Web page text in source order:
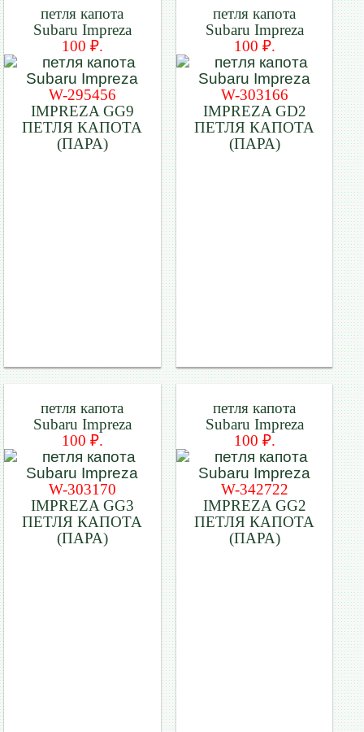
петля капота
Subaru Impreza
100 ₽.
W-295456
IMPREZA GG9
ПЕТЛЯ КАПОТА
(ПАРА)
петля капота
Subaru Impreza
100 ₽.
W-303166
IMPREZA GD2
ПЕТЛЯ КАПОТА
(ПАРА)
петля капота
Subaru Impreza
100 ₽.
W-303170
IMPREZA GG3
ПЕТЛЯ КАПОТА
(ПАРА)
петля капота
Subaru Impreza
100 ₽.
W-342722
IMPREZA GG2
ПЕТЛЯ КАПОТА
(ПАРА)